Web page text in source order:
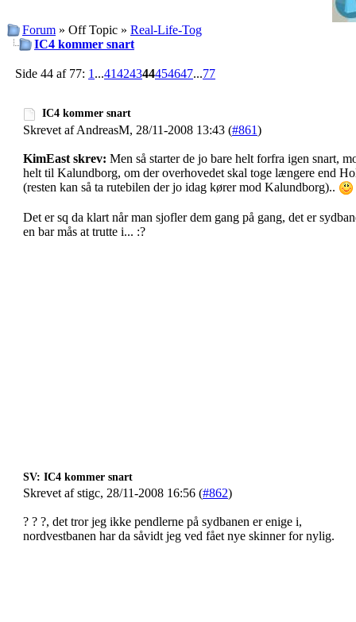
Forum » Off Topic » Real-Life-Tog
IC4 kommer snart
Side 44 af 77: 1 ...41424344454647...77
IC4 kommer snart
Skrevet af AndreasM, 28/11-2008 13:43 (#861)
KimEast skrev: Men så starter de jo bare helt forfra igen snart,
helt til Kalundborg, om der overhovedet skal toge længere end
(resten kan så ta rutebilen der jo idag kører mod Kalundborg)..
Det er sq da klart når man sjofler dem gang på gang, det er
en bar mås at trutte i... :?
SV: IC4 kommer snart
Skrevet af stigc, 28/11-2008 16:56 (#862)
? ? ?, det tror jeg ikke pendlerne på sydbanen er enige i,
nordvestbanen har da såvidt jeg ved fået nye skinner for nylig.